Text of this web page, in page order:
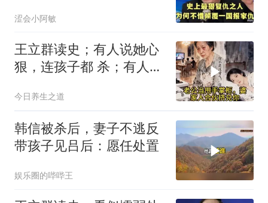
涩会小阿敏
王立群读史；有人说她心
狠，连孩子都 杀；有人说
有仇人
今日养生之道
韩信被杀后，妻子不逃反
带孩子见吕后：愿任处置
娱乐圈的哔哔王